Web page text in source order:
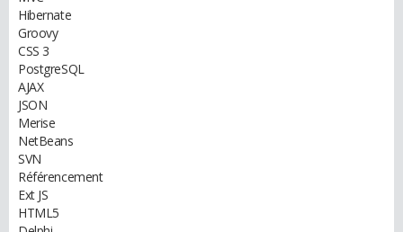
Hibernate
Groovy
CSS 3
PostgreSQL
AJAX
JSON
Merise
NetBeans
SVN
Référencement
Ext JS
HTML5